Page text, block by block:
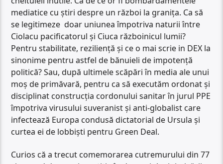
mediatice cu știri despre un război la granița. Ca să
se legitimeze doar uniunea împotriva naturii între
Ciolacu pacificatorul și Ciuca războinicul lumii?
Pentru stabilitate, reziliență și ce o mai scrie in DEX la
sinonime pentru astfel de bănuieli de impotență
politică? Sau, după ultimele scăpări în media ale unui
moș de primăvară, pentru ca să executăm ordonat și
disciplinat construcția cordonului sanitar în jurul PPE
împotriva virusului suveranist și anti-globalist care
infectează Europa condusă dictatorial de Ursula și
curtea ei de lobbiști pentru Green Deal.
Curios că a trecut comemorarea cutremurului din 77